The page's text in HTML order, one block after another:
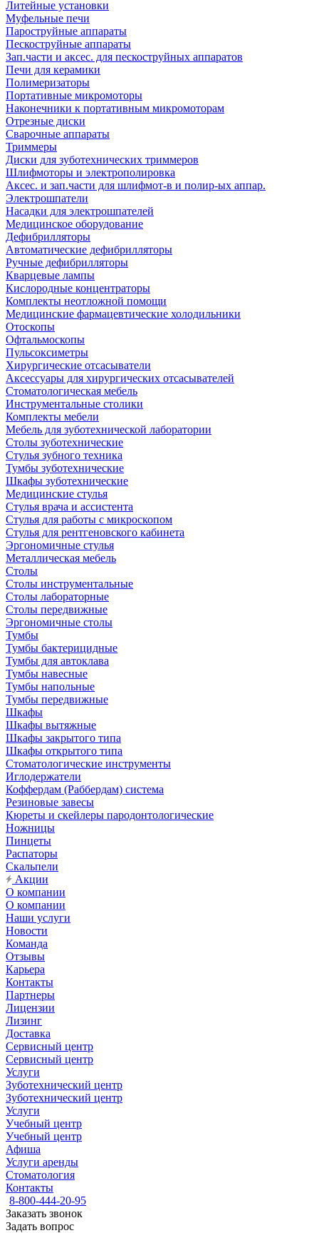
Литейные установки
Муфельные печи
Пароструйные аппараты
Пескоструйные аппараты
Зап.части и аксес. для пескоструйных аппаратов
Печи для керамики
Полимеризаторы
Портативные микромоторы
Наконечники к портативным микромоторам
Отрезные диски
Сварочные аппараты
Триммеры
Диски для зуботехнических триммеров
Шлифмоторы и электрополировка
Аксес. и зап.части для шлифмот-в и полир-ых аппар.
Электрошпатели
Насадки для электрошпателей
Медицинское оборудование
Дефибрилляторы
Автоматические дефибрилляторы
Ручные дефибрилляторы
Кварцевые лампы
Кислородные концентраторы
Комплекты неотложной помощи
Медицинские фармацевтические холодильники
Отоскопы
Офтальмоскопы
Пульсоксиметры
Хирургические отсасыватели
Аксессуары для хирургических отсасывателей
Стоматологическая мебель
Инструментальные столики
Комплекты мебели
Мебель для зуботехнической лаборатории
Столы зуботехнические
Стулья зубного техника
Тумбы зуботехнические
Шкафы зуботехнические
Медицинские стулья
Стулья врача и ассистента
Стулья для работы с микроскопом
Стулья для рентгеновского кабинета
Эргономичные стулья
Металлическая мебель
Столы
Столы инструментальные
Столы лабораторные
Столы передвижные
Эргономичные столы
Тумбы
Тумбы бактерицидные
Тумбы для автоклава
Тумбы навесные
Тумбы напольные
Тумбы передвижные
Шкафы
Шкафы вытяжные
Шкафы закрытого типа
Шкафы открытого типа
Стоматологические инструменты
Иглодержатели
Коффердам (Раббердам) система
Резиновые завесы
Кюреты и скейлеры пародонтологические
Ножницы
Пинцеты
Распаторы
Скальпели
Акции
О компании
О компании
Наши услуги
Новости
Команда
Отзывы
Карьера
Контакты
Партнеры
Лицензии
Лизинг
Доставка
Сервисный центр
Сервисный центр
Услуги
Зуботехнический центр
Зуботехнический центр
Услуги
Учебный центр
Учебный центр
Афиша
Услуги аренды
Стоматология
Контакты
8-800-444-20-95
Заказать звонок
Задать вопрос